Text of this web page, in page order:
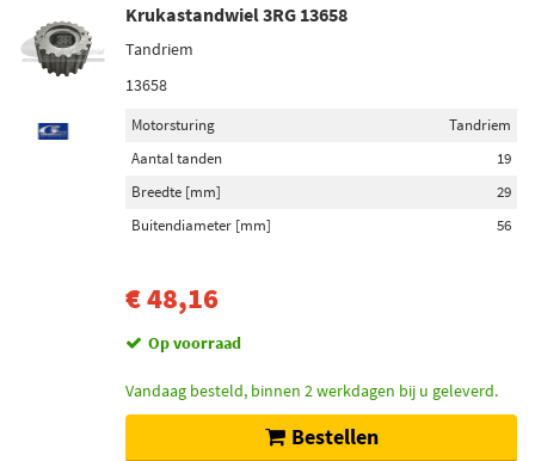
Krukastandwiel 3RG 13658
Tandriem
13658
Motorsturing
Tandriem
Aantal tanden
19
Breedte [mm]
29
Buitendiameter [mm]
56
€ 48,16
Op voorraad
Vandaag besteld, binnen 2 werkdagen bij u geleverd.
Bestellen